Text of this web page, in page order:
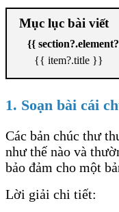
Mục lục bài viết
{{
{{ item?.title }}
1. Soạn bài cái
Các bản chúc thư
như thế nào và
bảo đảm cho một
Lời giải chi tiết: